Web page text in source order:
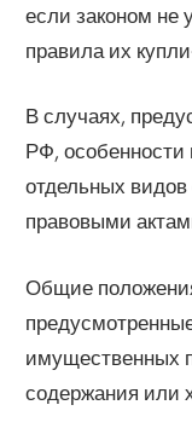
если законом не
правила их
В случаях,
РФ, особенности
отдельных
правовыми
Общие
имущественных
содержания или